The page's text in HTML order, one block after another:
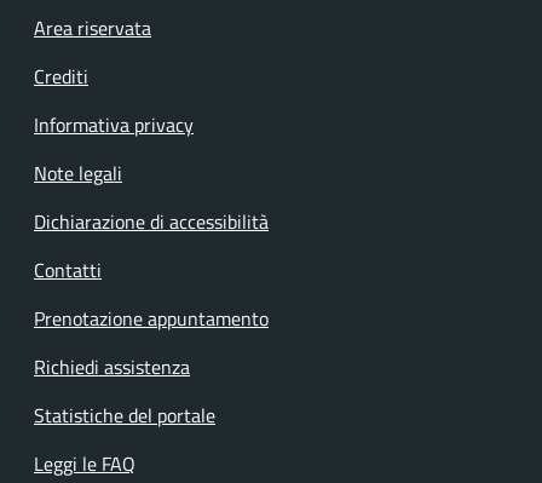
Footer menu
Area riservata
Crediti
Informativa privacy
Note legali
Dichiarazione di accessibilità
Contatti
Prenotazione appuntamento
Richiedi assistenza
Statistiche del portale
Leggi le FAQ